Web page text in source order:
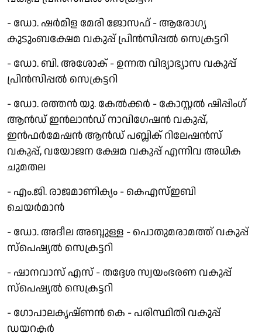
- ഡോ. ഷർമിള മേരി ജോസഫ് - ആരോഗ്യ
കുടുംബക്ഷേമ വകുപ്പ് പ്രിൻസിപ്പൽ സെക്രട്ടറി
- ഡോ. ബി. അശോക് - ഉന്നത വിദ്യാഭ്യാസ വകുപ്പ്
പ്രിൻസിപ്പൽ സെക്രട്ടറി
- ഡോ. രത്തൻ യു. കേൽക്കർ - കോസ്റ്റൽ ഷിപ്പിംഗ്
ആൻഡ് ഇൻലാൻഡ് നാവിഗേഷൻ വകുപ്പ്,
ഇൻഫർമേഷൻ ആൻഡ് പബ്ലിക് റിലേഷൻസ്
വകുപ്പ്, വയോജന ക്ഷേമ വകുപ്പ് എന്നിവ അധിക
ചുമതല
- എം.ജി. രാജമാണിക്യം - കെഎസ്ഇബി
ചെയർമാൻ
- ഡോ. അദീല അബ്ദുള്ള - പൊതുമരാമത്ത് വകുപ്പ്
സ്പെഷ്യൽ സെക്രട്ടറി
- ഷാനവാസ് എസ് - തദ്ദേശ സ്വയംഭരണ വകുപ്പ്
സ്പെഷ്യൽ സെക്രട്ടറി
- ഗോപാലകൃഷ്ണൻ കെ - പരിസ്ഥിതി വകുപ്പ്
ഡയറക്ടർ